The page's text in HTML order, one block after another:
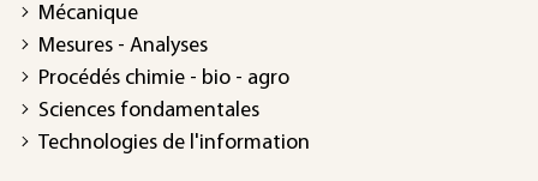
Mécanique
Mesures - Analyses
Procédés chimie - bio - agro
Sciences fondamentales
Technologies de l'information